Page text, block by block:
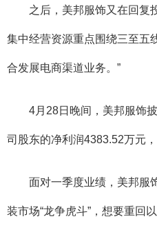
之后，美邦服饰又在回复投
集中经营资源重点围绕三至五
合发展电商渠道业务。”
4月28日晚间，美邦服饰披
司股东的净利润4383.52万元，
面对一季度业绩，美邦服
装市场“龙争虎斗”，想要重回